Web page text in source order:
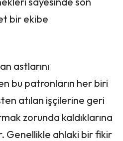
bir ekibe
astlarını
bu patronların her biri
atılan işçilerine geri
zorunda kaldıklarına
Genellikle ahlaki bir fikir